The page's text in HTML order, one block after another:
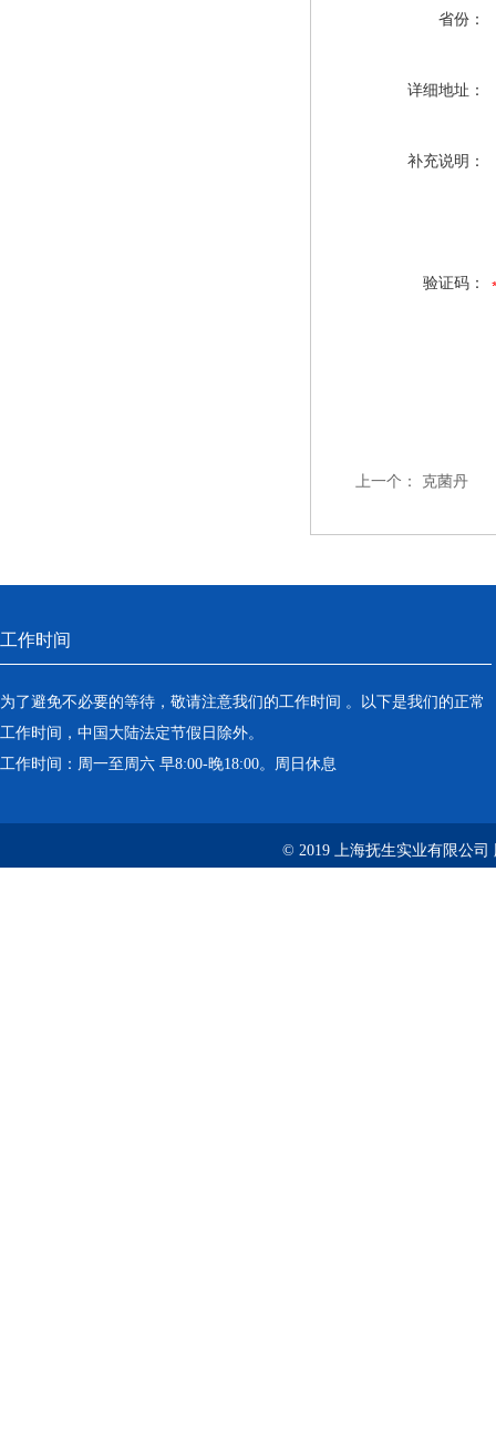
省份：
详细地址：
补充说明：
验证码：
上一个： 克菌丹
工作时间
为了避免不必要的等待，敬请注意我们的工作时间 。以下是我们的正常
工作时间，中国大陆法定节假日除外。
工作时间：周一至周六 早8:00-晚18:00。周日休息
© 2019 上海抚生实业有限公司